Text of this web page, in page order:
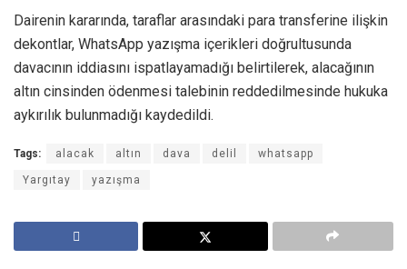
Dairenin kararında, taraflar arasındaki para transferine ilişkin
dekontlar, WhatsApp yazışma içerikleri doğrultusunda
davacının iddiasını ispatlayamadığı belirtilerek, alacağının
altın cinsinden ödenmesi talebinin reddedilmesinde hukuka
aykırılık bulunmadığı kaydedildi.
Tags: alacak altın dava delil whatsapp
Yargıtay yazışma